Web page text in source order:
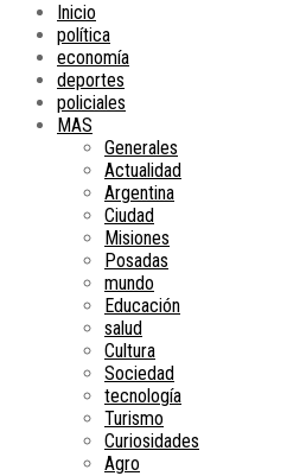
Inicio
política
economía
deportes
policiales
MAS
Generales
Actualidad
Argentina
Ciudad
Misiones
Posadas
mundo
Educación
salud
Cultura
Sociedad
tecnología
Turismo
Curiosidades
Agro